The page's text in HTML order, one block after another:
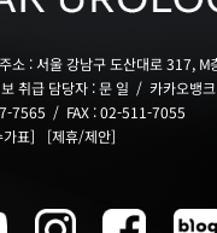
소 : 서울 강남구 도산대로 317,
취급 담당자 : 문 일 / 카카오뱅
7565 / FAX : 02-511-7055
가표]
[제휴/제안]